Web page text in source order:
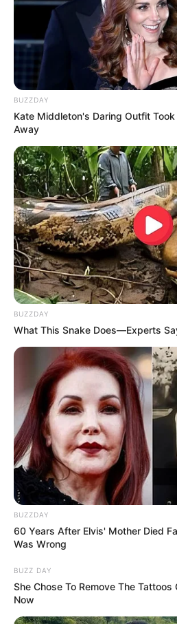
Serem! 9 Chat Ojek
Pelanggan Ini Bikin Auto
Merinding
Bikin Ngakak, 10 Potret
Cosplay Murah Pakai
Seadanya
Anti Mainstream, 10 Cara
Membawa Barang
Versi Warga Thailand
BUZZDAY
Kate Middleton's Daring Outfit
Away
BUZZDAY
What This Snake Does—Experts
BUZZDAY
60 Years After Elvis' Mother Died
Was Wrong
BUZZ DAY
She Chose To Remove The
Now